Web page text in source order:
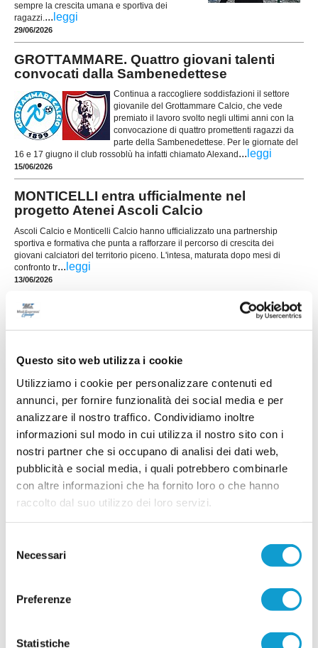
Questo sito web utilizza i cookie
Utilizziamo i cookie per personalizzare contenuti ed
annunci, per fornire funzionalità dei social media e per
analizzare il nostro traffico. Condividiamo inoltre
informazioni sul modo in cui utilizza il nostro sito con i
nostri partner che si occupano di analisi dei dati web,
pubblicità e social media, i quali potrebbero combinarle
con altre informazioni che ha fornito loro o che hanno
raccolto dal suo utilizzo dei loro servizi.
delNecessari
Preferenze
Statistiche
sempre la crescita umana e sportiva dei
ragazzi.... leggi
29/06/2026
GROTTAMMARE. Quattro giovani talenti
convocati dalla Sambenedettese
Continua a raccogliere soddisfazioni il settore
giovanile del Grottammare Calcio, che vede
premiato il lavoro svolto negli ultimi anni con la
convocazione di quattro promettenti ragazzi da
parte della Sambenedettese. Per le giornate del
16 e 17 giugno il club rossoblù ha infatti chiamato Alexand ... leggi
15/06/2026
MONTICELLI entra ufficialmente nel
progetto Atenei Ascoli Calcio
Ascoli Calcio e Monticelli Calcio hanno ufficializzato una partnership
sportiva e formativa che punta a rafforzare il percorso di crescita dei
giovani calciatori del territorio piceno. L'intesa, maturata dopo mesi di
confronto tr... leggi
13/06/2026
ATLETICO AZZURRA COLLI. Gli Allievi
vincono il titolo provinciale
formazione Allievi si è laureata campione
provinciale di Ascoli Piceno. Decisiva la vittoria
per 1-0 nella finale disputata a...leggi
16/05/2026
CASTEL DI LAMA. Orgoglio e
soddisfazione: Pulcini in finale regionale
CASTEL DI LAMA. L'ASD Castel di Lama non si
ferma, per il secondo anno consecutivo, l’ASD
Castel di Lama celebra un risultato di grande
Torneo U10/U11 Grassroots Challenge categoria
PAGLIARE DEL TRONTO. Una grande iniziativa
estate: un Campus Tecnico di Calcio, presso il
Centro Sportivo Oasi "La Valle". Tutti i ragazzi